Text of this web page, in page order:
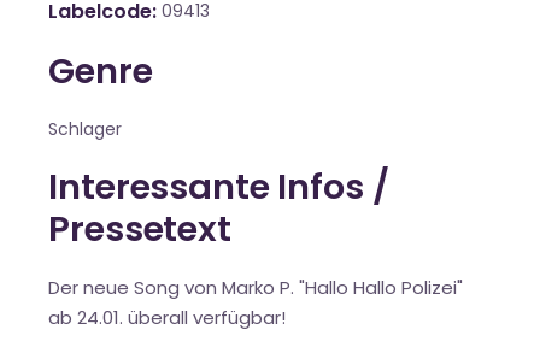
Labelcode 09413
Genre
Schlager
Interessante Infos /
Pressetext
Der neue Song von Marko P. "Hallo Hallo Polizei"
ab 24.01. überall verfügbar!